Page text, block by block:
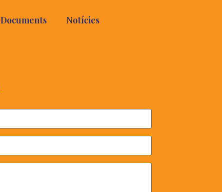
Documents
Notícies